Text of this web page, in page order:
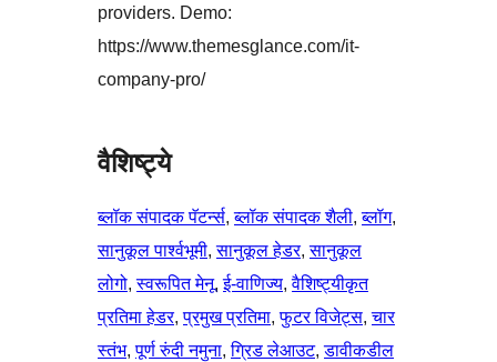
providers. Demo:
https://www.themesglance.com/it-
company-pro/
वैशिष्ट्ये
ब्लॉक संपादक पॅटर्न्स, ब्लॉक संपादक शैली, ब्लॉग
सानुकूल पार्श्वभूमी, सानुकूल हेडर, सानुकूल
लोगो, स्वरूपित मेनू, ई-वाणिज्य, वैशिष्ट्यीकृत
प्रतिमा हेडर, प्रमुख प्रतिमा, फुटर विजेट्स, चार
स्तंभ, पूर्ण रुंदी नमुना, ग्रिड लेआउट, डावीकडील